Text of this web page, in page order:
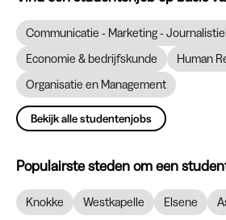
Communicatie - Marketing -
Economie & bedrijfskunde
Human
Organisatie en Management
Bekijk alle studentenjobs
Populairste steden om een
Knokke Westkapelle Elsene